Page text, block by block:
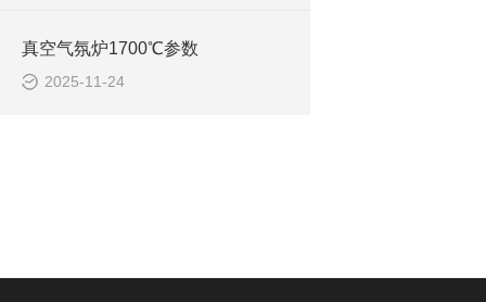
真空气氛炉1700℃参数
2025-11-24